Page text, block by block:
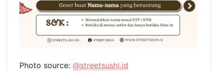
Photo source: @streetsushi.id